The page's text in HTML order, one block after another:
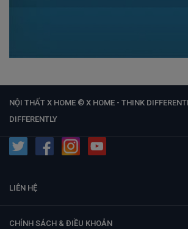
NỘI THẤT X HOME © X HOME - THINK
DIFFERENTLY
LIÊN HỆ
CHÍNH SÁCH & ĐIỀU KHOẢN